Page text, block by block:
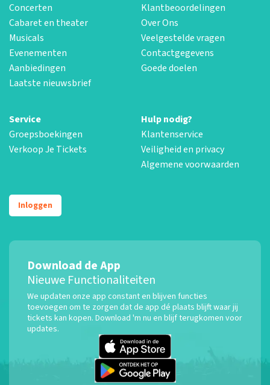
Concerten
Cabaret en theater
Musicals
Evenementen
Aanbiedingen
Laatste nieuwsbrief
Klantbeoordelingen
Over Ons
Veelgestelde vragen
Contactgegevens
Goede doelen
Service
Groepsboekingen
Verkoop Je Tickets
Hulp nodig?
Klantenservice
Veiligheid en privacy
Algemene voorwaarden
Inloggen
Download de App
Nieuwe Functionaliteiten
We updaten onze app constant en blijven functies
toevoegen om te zorgen dat de app dé plaats blijft waar jij
tickets kan kopen. Download 'm nu en blijf terugkomen voor
updates.